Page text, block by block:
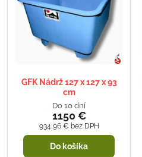
GFK Nádrž 127 x 127 x 93
cm
Do 10 dní
1150 €
934,96 € bez DPH
Do košíka